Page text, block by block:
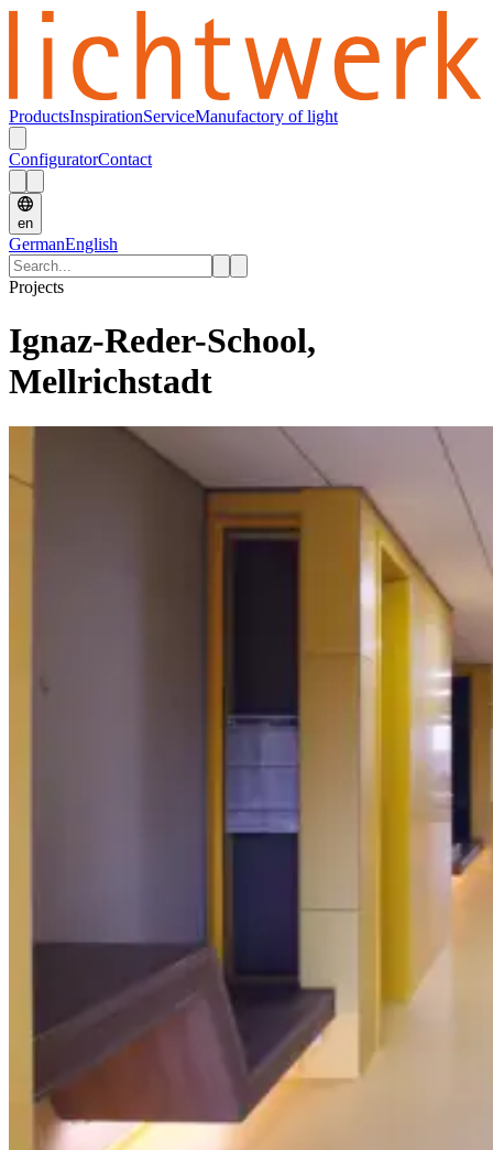
ProductsInspirationServiceManufactory of light
ConfiguratorContact
en
GermanEnglish
Projects
Ignaz-Reder-School,
Mellrichstadt